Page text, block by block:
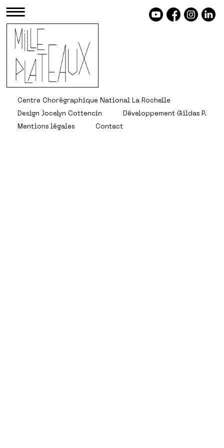
≡
Centre Chorégraphique National La Rochelle
Design Jocelyn Cottencin Développement Gildas P.
Mentions légales Contact